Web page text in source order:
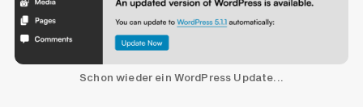
Schon wieder ein WordPress Update...